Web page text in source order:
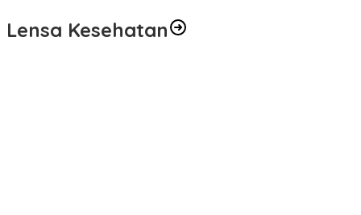
Lensa Kesehatan